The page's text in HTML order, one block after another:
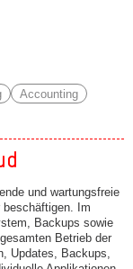
Accounting
und wartungsfreie
beschäftigen. Im
Backups sowie
Betrieb der
Updates, Backups,